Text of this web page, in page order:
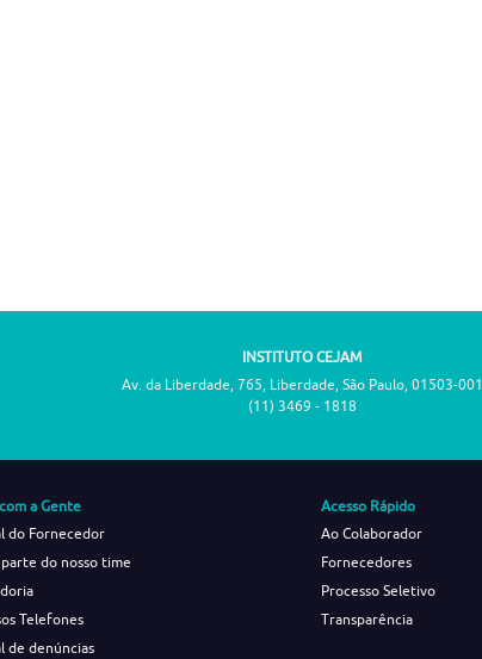
INSTITUTO CEJAM
Av. da Liberdade, 765, Liberdade, São Paulo, 01503-001
(11) 3469 - 1818
a Gente
do Fornecedor
parte do nosso time
Telefones
de denúncias
Acesso Rápido
Ao Colaborador
Fornecedores
Processo Seletivo
Transparência